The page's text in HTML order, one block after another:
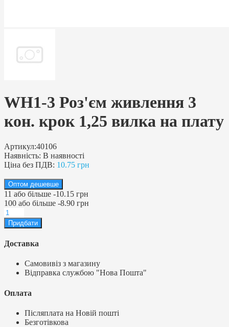
WH1-3 Роз'єм живлення 3
кон. крок 1,25 вилка на плату
Артикул:40106
Наявність: В наявності
Ціна без ПДВ: 10.75 грн
Оптом дешевше
11 або більше -10.15 грн
100 або більше -8.90 грн
Доставка
Самовивіз з магазину
Відправка службою "Нова Пошта"
Оплата
Післяплата на Новій пошті
Безготівкова